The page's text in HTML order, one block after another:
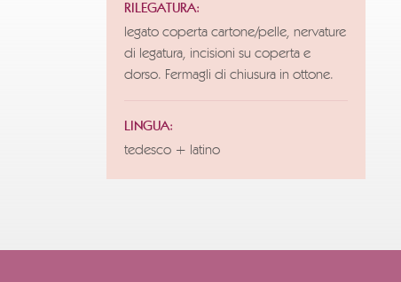
RILEGATURA:
legato coperta cartone/pelle, nervature
di legatura, incisioni su coperta e
dorso. Fermagli di chiusura in ottone.
LINGUA:
tedesco + latino